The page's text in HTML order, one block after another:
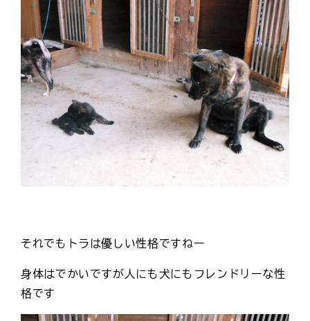
それでもトラは優しい性格ですねー
身体はでかいですが人にも犬にもフレンドリーな性
格です